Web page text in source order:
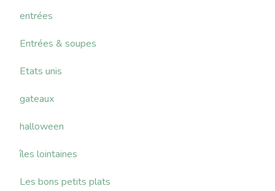
entrées
Entrées & soupes
Etats unis
gateaux
halloween
îles lointaines
Les bons petits plats